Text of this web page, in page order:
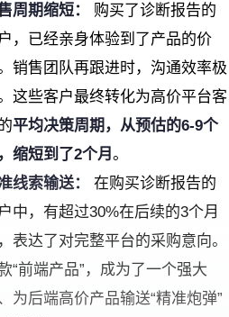
周期缩短：
购买了诊断报告的
，已经亲身体验到了产品的价
销售团队再跟进时，沟通效率极
这些客户最终转化为高价平台客
平均决策周期，从预估的6-9个
缩短到了2个月 。
线索输送：
在购买诊断报告的
中，有超过30%在后续的3个月
表达了对完整平台的采购意向。
“前端产品”，成为了一个强大
为后端高价产品输送“精准炮弹”